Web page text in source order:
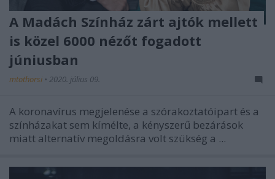
A Madách Színház zárt ajtók mellett
is közel 6000 nézőt fogadott
júniusban
mtothorsi • 2020. július 09.
A koronavírus megjelenése a szórakoztatóipart és a
színházakat sem kímélte, a kényszerű bezárások
miatt alternatív megoldásra volt szükség a ...